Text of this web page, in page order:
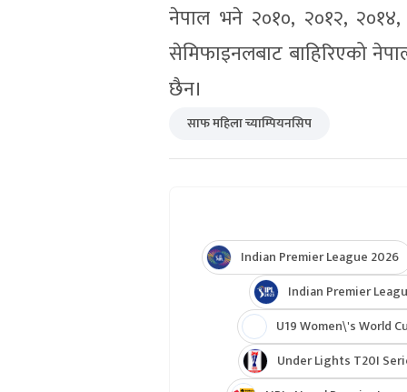
नेपाल भने २०१०, २०१२,
सेमिफाइनलबाट बाहिरिएको
छैन।
साफ महिला च्याम्पियनसिप
Indian Premier League 2026
Indian Premier
U19 Women\'s World
Under Lights T20I